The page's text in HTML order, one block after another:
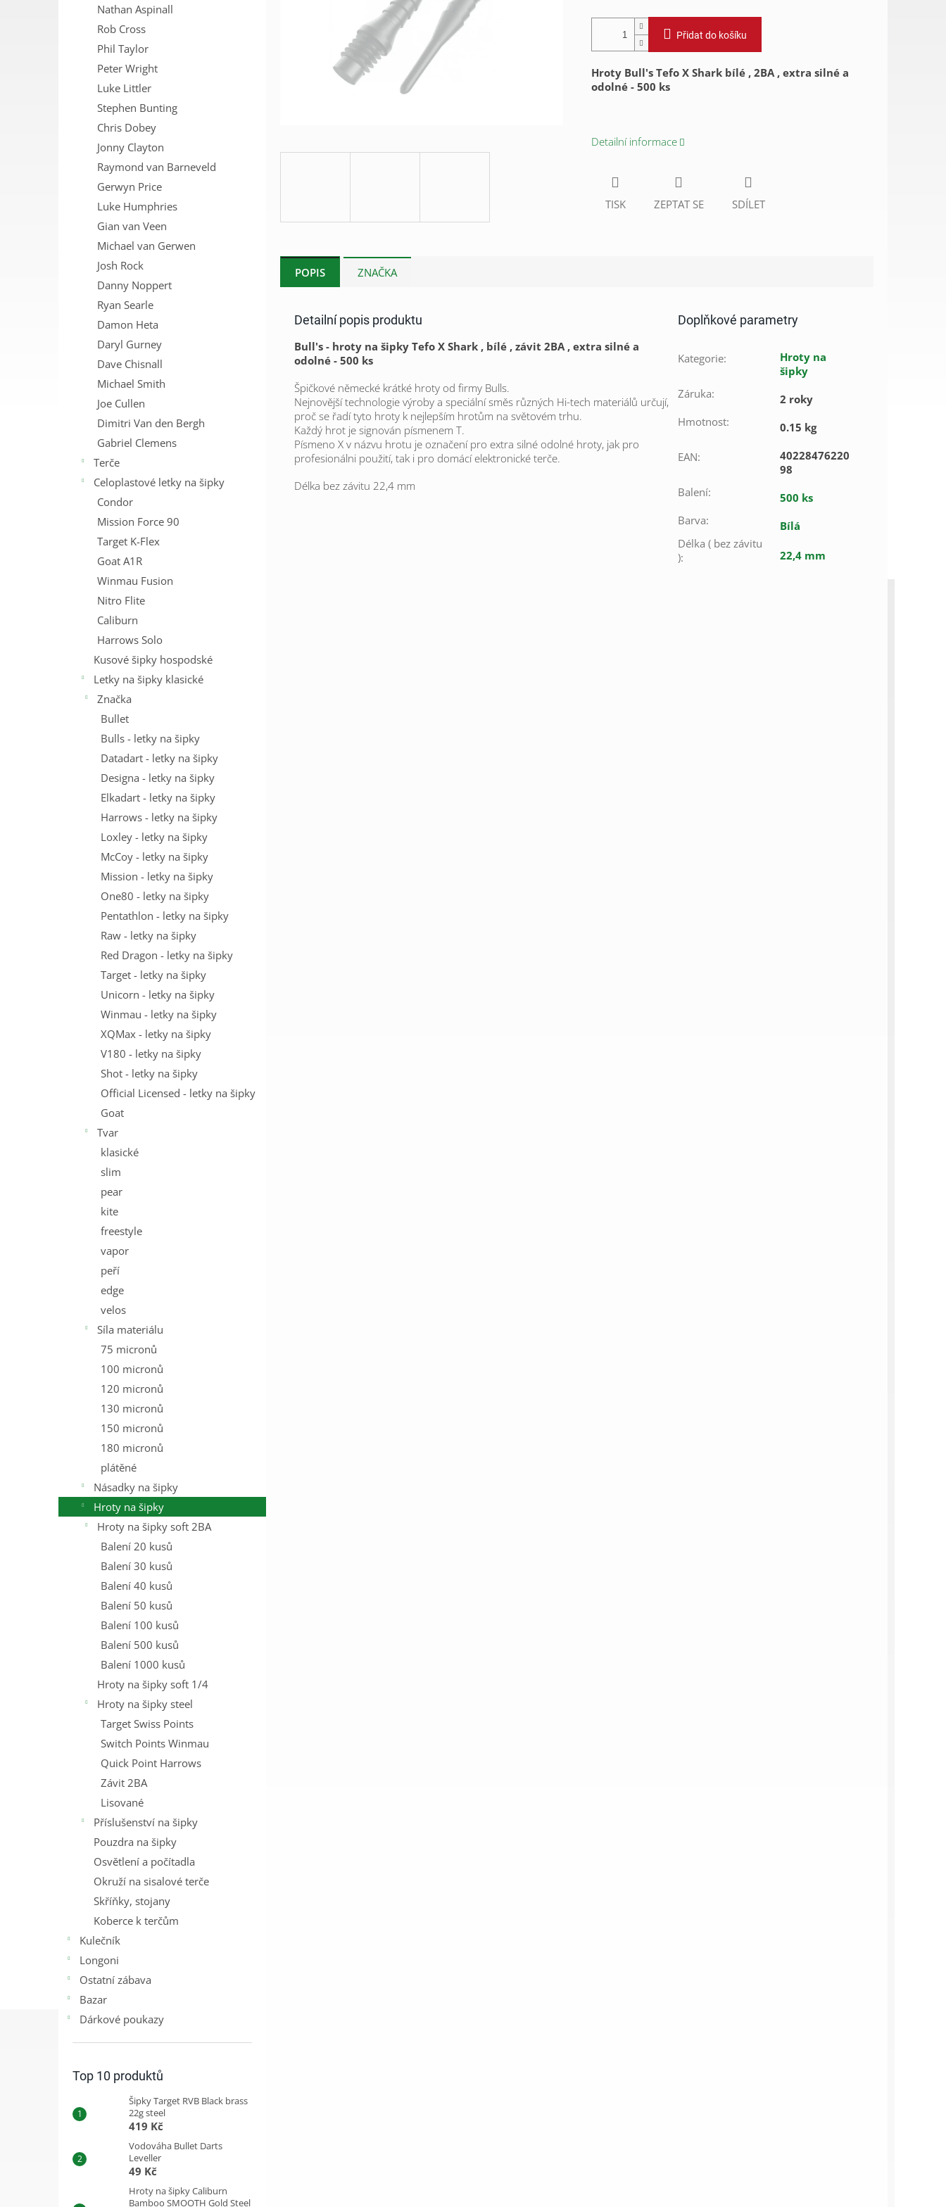
Nathan Aspinall
Rob Cross
Phil Taylor
Peter Wright
Luke Littler
Stephen Bunting
Chris Dobey
Jonny Clayton
Raymond van Barneveld
Gerwyn Price
Luke Humphries
Gian van Veen
Michael van Gerwen
Josh Rock
Danny Noppert
Ryan Searle
Damon Heta
Daryl Gurney
Dave Chisnall
Michael Smith
Joe Cullen
Dimitri Van den Bergh
Gabriel Clemens
Terče
Celoplastové letky na šipky
Condor
Mission Force 90
Target K-Flex
Goat A1R
Winmau Fusion
Nitro Flite
Caliburn
Harrows Solo
Kusové šipky hospodské
Letky na šipky klasické
Značka
Bullet
Bulls - letky na šipky
Datadart - letky na šipky
Designa - letky na šipky
Elkadart - letky na šipky
Harrows - letky na šipky
Loxley - letky na šipky
McCoy - letky na šipky
Mission - letky na šipky
One80 - letky na šipky
Pentathlon - letky na šipky
Raw - letky na šipky
Red Dragon - letky na šipky
Target - letky na šipky
Unicorn - letky na šipky
Winmau - letky na šipky
XQMax - letky na šipky
V180 - letky na šipky
Shot - letky na šipky
Official Licensed - letky na šipky
Goat
Tvar
klasické
slim
pear
kite
freestyle
vapor
peří
edge
velos
Síla materiálu
75 micronů
100 micronů
120 micronů
130 micronů
150 micronů
180 micronů
plátěné
Násadky na šipky
Hroty na šipky
Hroty na šipky soft 2BA
Balení 20 kusů
Balení 30 kusů
Balení 40 kusů
Balení 50 kusů
Balení 100 kusů
Balení 500 kusů
Balení 1000 kusů
Hroty na šipky soft 1/4
Hroty na šipky steel
Target Swiss Points
Switch Points Winmau
Quick Point Harrows
Závit 2BA
Lisované
Příslušenství na šipky
Pouzdra na šipky
Osvětlení a počítadla
Okruží na sisalové terče
Skříňky, stojany
Koberce k terčům
Kulečník
Longoni
Ostatní zábava
Bazar
Dárkové poukazy
Top 10 produktů
Šipky Target RVB Black brass
22g steel
419 Kč
Vodováha Bullet Darts
Leveller
49 Kč
Hroty na šipky Caliburn
Bamboo SMOOTH Gold Steel
Přidat do košíku
Hroty Bull's Tefo X Shark bílé , 2BA , extra silné a
odolné - 500 ks
Detailní informace
TISK ZEPTAT SE SDÍLET
POPIS ZNAČKA
Detailní popis produktu
Bull's - hroty na šipky Tefo X Shark , bílé , závit 2BA , extra silné a
odolné - 500 ks
Špičkové německé krátké hroty od firmy Bulls.
Nejnovější technologie výroby a speciální směs různých Hi-tech materiálů určují,
proč se řadí tyto hroty k nejlepším hrotům na světovém trhu.
Každý hrot je signován písmenem T.
Písmeno X v názvu hrotu je označení pro extra silné odolné hroty, jak pro
profesionálni použití, tak i pro domácí elektronické terče.
Délka bez závitu 22,4 mm
Doplňkové parametry
Kategorie:
Hroty na
šipky
Záruka:
2 roky
Hmotnost: 0.15 kg
EAN:
40228476220
98
Balení:
500 ks
Barva:
Bílá
Délka ( bez závitu
): 22,4 mm